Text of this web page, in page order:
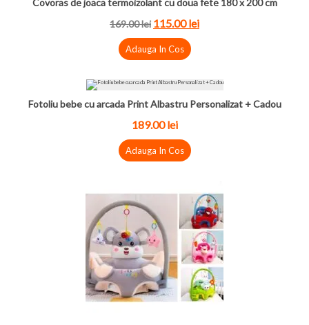
Covoras de joaca termoizolant cu doua fete 180 x 200 cm
169.00 lei 115.00 lei
Adauga In Cos
Fotoliu bebe cu arcada Print Albastru Personalizat + Cadou
189.00 lei
Adauga In Cos